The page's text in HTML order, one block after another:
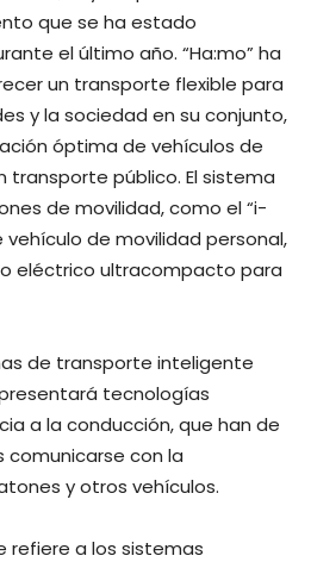
que se ha estado
el último año. “Ha:mo” ha
un transporte flexible para
y la sociedad en su conjunto,
óptima de vehículos de
transporte público. El sistema
de movilidad, como el “i-
vehículo de movilidad personal,
eléctrico ultracompacto para
de transporte inteligente
tecnologías
a la conducción, que han de
comunicarse con la
y otros vehículos.
refiere a los sistemas